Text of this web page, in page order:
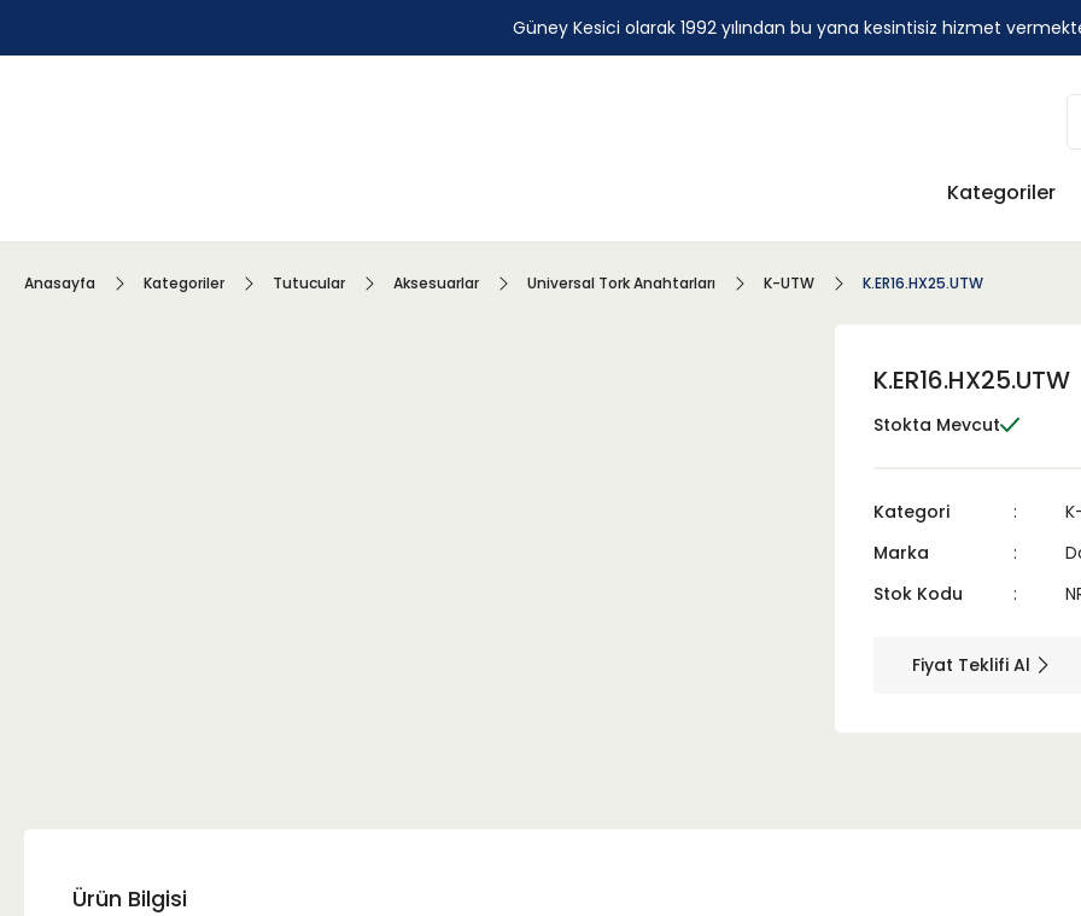
Güney Kesici olarak 1992 yılından bu yana kesintisiz hizmet
Kategoriler
Anasayfa Kategoriler Tutucular Aksesuarlar Universal Tork Anahtarları K-UTW K.ER16.HX25.UTW
K.ER16.HX25.UTW
Stokta Mevcut
Kategori
Marka
Stok Kodu
Fiyat Teklifi Al
Ürün Bilgisi